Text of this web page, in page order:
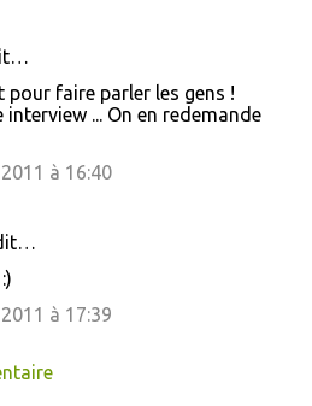
pour faire parler les gens !
... On en redemande
à 16:40
à 17:39